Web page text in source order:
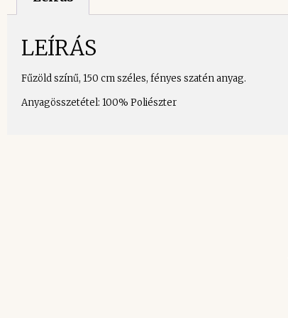
LEÍRÁS
Fűzöld színű, 150 cm széles, fényes szatén anyag.
Anyagösszetétel: 100% Poliészter